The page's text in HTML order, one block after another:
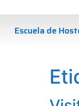
Escuela de